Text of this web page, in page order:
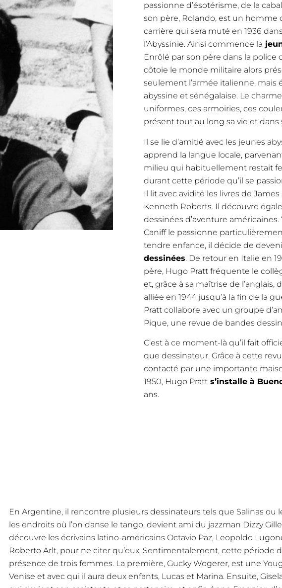
passionne d’ésotérisme, de la
son père, Rolando, est un homme
carrière qui sera muté en 1936
l’Abyssinie. Ainsi commence la
Enrôlé par son père dans la police
côtoie le monde militaire alors
seulement l’armée italienne, mais
abyssine et sénégalaise. Le
uniformes, ces armoiries, ces
présent tout au long sa vie et
Il se lie d’amitié avec les jeunes
apprend la langue locale,
milieu qui habituellement restait
durant cette période qu’il se
Il lit avec avidité les livres de
Kenneth Roberts. Il découvre
dessinées d’aventure américaines.
Caniff le passionne
tendre enfance, il décide de
dessinées. De retour en Italie en
père, Hugo Pratt fréquente le
et, grâce à sa maîtrise de
alliée en 1944 jusqu’à la fin de la
Pratt collabore avec un groupe
Pique, une revue de bandes
C’est à ce moment-là qu’il fait
que dessinateur. Grâce à cette
contacté par une importante
1950, Hugo Pratt s’installe à
ans.
En Argentine, il rencontre plusieurs dessinateurs tels que Salinas ou
les endroits où l’on danse le tango, devient ami du jazzman Dizzy
découvre les écrivains latino-américains Octavio Paz, Leopoldo
Roberto Arlt, pour ne citer qu’eux. Sentimentalement, cette période
présence de trois femmes. La première, Gucky Wogerer, est une
Venise et avec qui il aura deux enfants, Lucas et Marina. Ensuite,